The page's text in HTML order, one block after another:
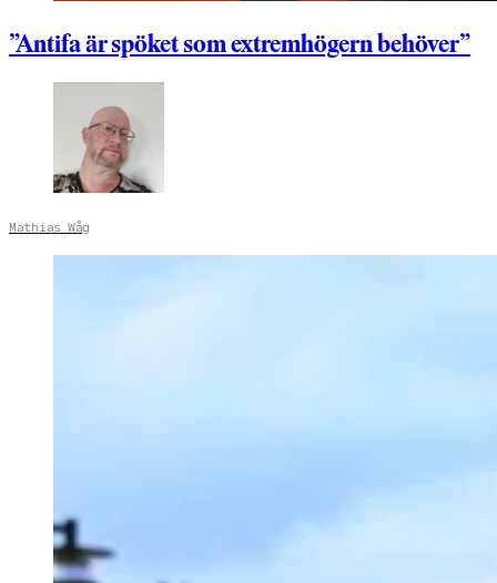
”Antifa är spöket som extremhögern behöver”
Mathias Wåg